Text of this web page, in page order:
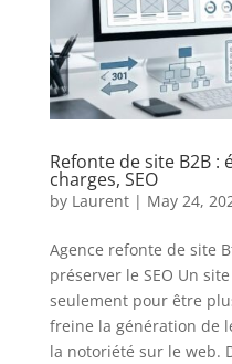
Refonte de site B2B :
charges, SEO
by Laurent| May 24,
Agence refonte de site
préserver le SEO Un
seulement pour être
freine la génération de
la notoriété sur le web.